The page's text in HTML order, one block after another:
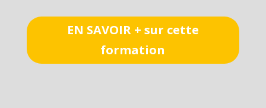
EN SAVOIR + sur cette
formation